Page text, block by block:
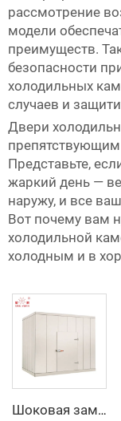
рассмотрение
модели
преимуществ.
безопасности
холодильных
случаев и
Двери
препятствующим
Представьте,
жаркий день —
наружу, и все
Вот почему вам
холодильной
холодным и в
Шоковая заморозка